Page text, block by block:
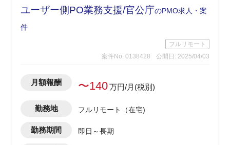
ユーザー側PO業務支援/官公庁のPMO求人・案
件
フルリモート
案件No. 0138428
公開日: 2025/04/03
月額報酬 〜140万円/月(税別)
勤務地 フルリモート（在宅)
勤務期間 即日～長期